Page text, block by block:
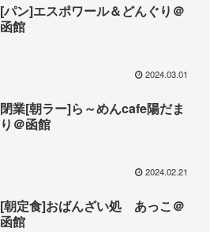
[パン]エスポワール＆どんぐり＠
函館
2024.03.01
閉業[朝ラー]ら～めんcafe陽だま
り＠函館
2024.02.21
[朝定食]おばんざい処 あっこ＠
函館